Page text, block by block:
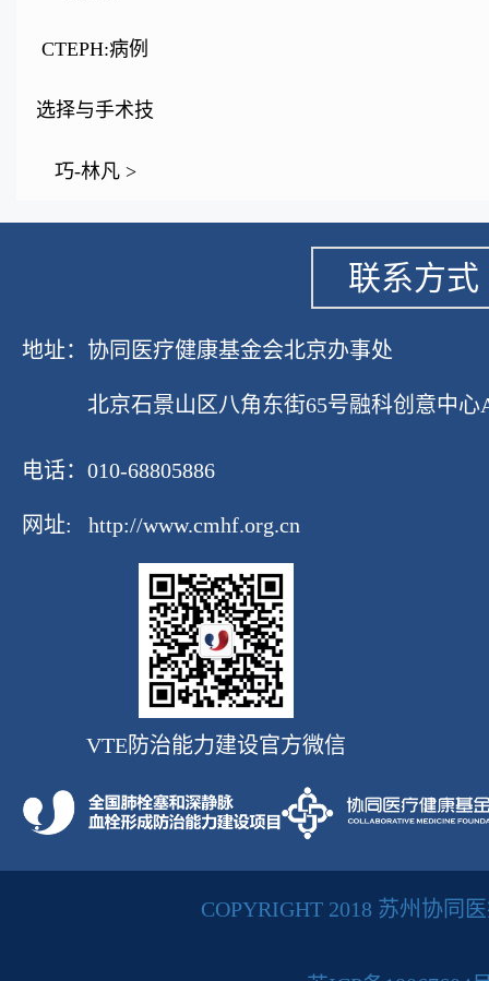
CTEPH:病例
选择与手术技
巧-林凡 >
联系方式
地址：协同医疗健康基金会北京办事处
北京石景山区八角东街65号融科创意中心
电话：010-68805886
网址: http://www.cmhf.org.cn
VTE防治能力建设官方微信
COPYRIGHT 2018 苏州协同